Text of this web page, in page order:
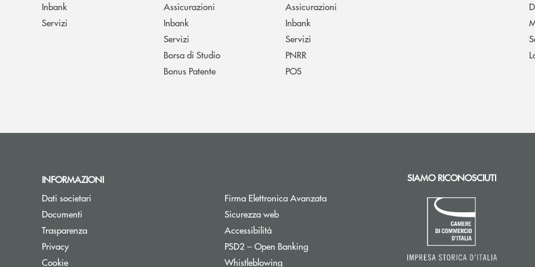
Inbank
Servizi
Assicurazioni
Inbank
Servizi
Borsa di Studio
Bonus Patente
Assicurazioni
Inbank
Servizi
PNRR
POS
INFORMAZIONI
Dati societari
Documenti
Trasparenza
PrivacyApre una nuova finestra
CookieApre una nuova finestra
Firma Elettronica AvanzataApre una nuova finestra
Sicurezza web
Accessibilità
PSD2 – Open BankingApre una nuova finestra
Whistleblowing
SIAMO RICONOSCIUTI